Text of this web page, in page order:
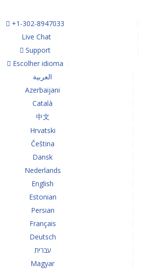
+1-302-8947033
Live Chat
Support
Escolher idioma
العربية
Azerbaijani
Català
中文
Hrvatski
Čeština
Dansk
Nederlands
English
Estonian
Persian
Français
Deutsch
עברית
Magyar